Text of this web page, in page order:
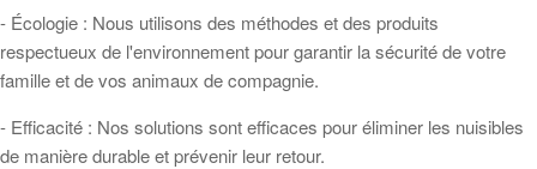
- Écologie : Nous utilisons des méthodes et des produits
respectueux de l'environnement pour garantir la sécurité de votre
famille et de vos animaux de compagnie.
- Efficacité : Nos solutions sont efficaces pour éliminer les nuisibles
de manière durable et prévenir leur retour.